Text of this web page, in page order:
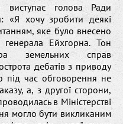
голова Ради
«Я хочу зробити деякі
яке було внесено
Ейхгорна. Тон
земельних справ
дебатів з приводу
під час обговорення не
а, з другої сторони,
в Міністерстві
могло бути викликаним